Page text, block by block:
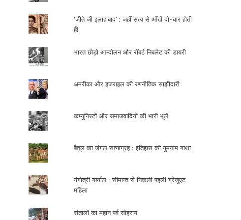
‘जीते जी इलाहाबाद’ : जहाँ सत्य से आँखें दो-चार होती
हैं!
भारत छोड़ो आन्दोलन और रॉबर्ट निबलेट की डायरी
अमरीका और इजराइल की रणनीतिक साझीदारी
कम्युनिस्टों और समाजवादियों की भारी भूलें
बैतूल का जंगल सत्याग्रह : इतिहास की गुमनाम गाथा
गंगोत्री गर्ब्याल : सीमान्त से निकली पहली ग्रेजुएट
महिला
संतालों का महान पर्व सोहराय